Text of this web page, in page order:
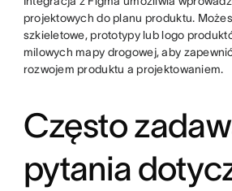
projektowych do planu produktu.
szkieletowe, prototypy lub logo
milowych mapy drogowej, aby
rozwojem produktu a projektowaniem.
Często
pytania